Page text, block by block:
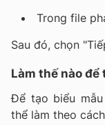
Trong file
Sau đó, chọn
Làm thế nào để
Để tạo biểu
thể làm theo